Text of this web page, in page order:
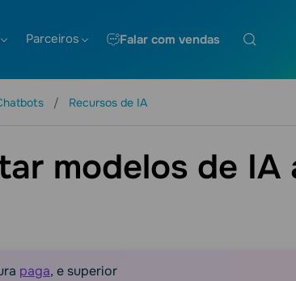
Parceiros Falar com vendas
Recursos de IA
modelos de IA
paga, e superior